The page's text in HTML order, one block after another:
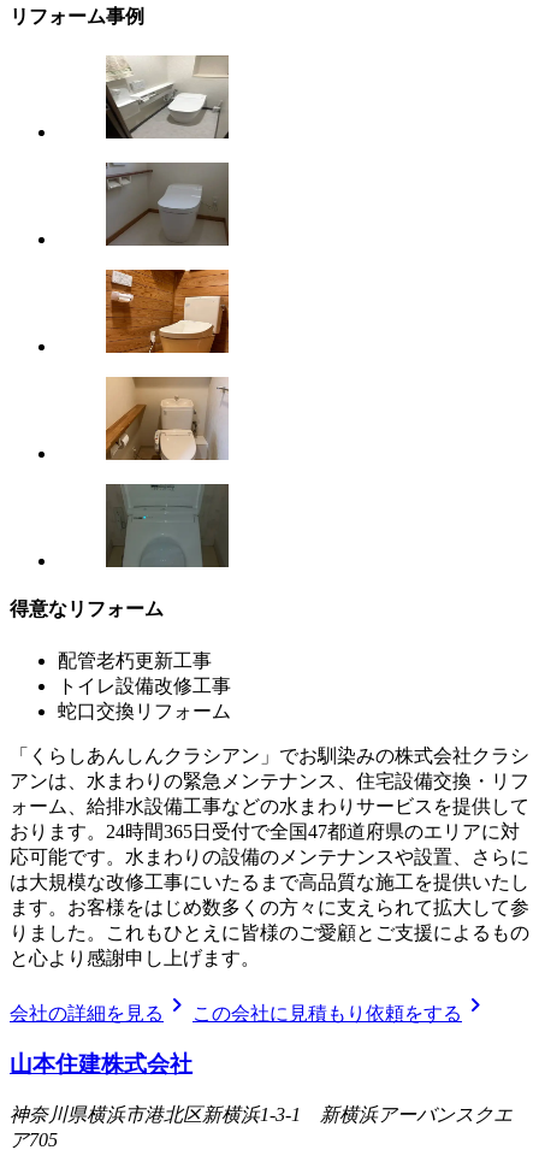
リフォーム事例
得意なリフォーム
配管老朽更新工事
トイレ設備改修工事
蛇口交換リフォーム
「くらしあんしんクラシアン」でお馴染みの株式会社クラシ
アンは、水まわりの緊急メンテナンス、住宅設備交換・リフ
ォーム、給排水設備工事などの水まわりサービスを提供して
おります。24時間365日受付で全国47都道府県のエリアに対
応可能です。水まわりの設備のメンテナンスや設置、さらに
は大規模な改修工事にいたるまで高品質な施工を提供いたし
ます。お客様をはじめ数多くの方々に支えられて拡大して参
りました。これもひとえに皆様のご愛顧とご支援によるもの
と心より感謝申し上げます。
会社の詳細を見る chevron_right この会社に見積もり依頼をする chevron_right
山本住建株式会社
神奈川県横浜市港北区新横浜1-3-1 新横浜アーバンスクエ
ア705